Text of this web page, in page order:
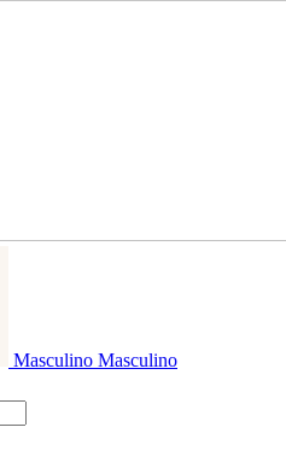
Masculino Masculino